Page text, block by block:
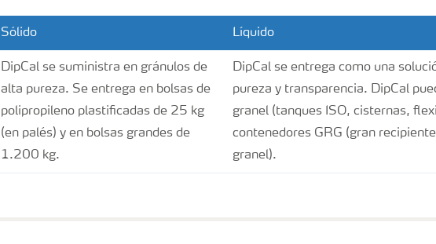
Sólido Líquido
DipCal se suministra en gránulos de
alta pureza. Se entrega en bolsas de
polipropileno plastificadas de 25 kg
(en palés) y en bolsas grandes de
1.200 kg.
DipCal se entrega como una
pureza y transparencia. DipCal
granel (tanques ISO, cisternas,
contenedores GRG (gran
granel).